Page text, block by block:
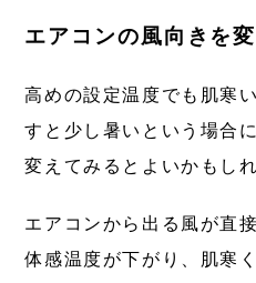
エアコンの風向きを
高めの設定温度でも肌寒
すと少し暑いという場合
変えてみるとよいかもし
エアコンから出る風が直
体感温度が下がり、肌寒